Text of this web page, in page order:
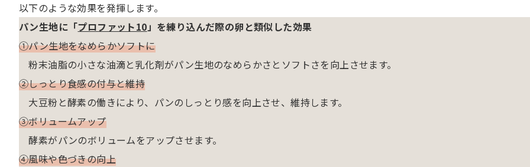
以下のような効果を発揮します。
パン生地に「プロファット10」を練り込んだ際の卵と類似した効果
①パン生地をなめらかソフトに
粉末油脂の小さな油滴と乳化剤がパン生地のなめらかさとソフトさを向上させます。
➁しっとり食感の付与と維持
大豆粉と酵素の働きにより、パンのしっとり感を向上させ、維持します。
➂ボリュームアップ
酵素がパンのボリュームをアップさせます。
④風味や色づきの向上